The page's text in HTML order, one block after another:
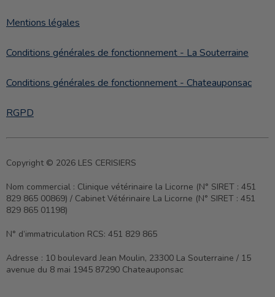
Mentions légales
Conditions générales de fonctionnement - La Souterraine
Conditions générales de fonctionnement - Chateauponsac
RGPD
Copyright © 2026 LES CERISIERS
Nom commercial : Clinique vétérinaire la Licorne (N° SIRET : 451
829 865 00869) / Cabinet Vétérinaire La Licorne (N° SIRET : 451
829 865 01198)
N° d’immatriculation RCS: 451 829 865
Adresse : 10 boulevard Jean Moulin, 23300 La Souterraine / 15
avenue du 8 mai 1945 87290 Chateauponsac